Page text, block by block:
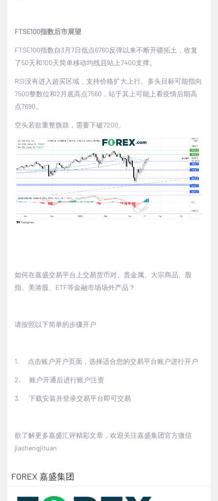
FTSE100指数后市展望
FTSE100指数自3月7日低点6760反弹以来不断开疆拓土，收复
了50天和100天简单移动均线且站上7400支撑。
RSI没有进入超买区域，支持价格扩大上行。多头目标可能指向
7500整数位和2 月底高点7560 ，站于其上可能上看疫情后期高
点7690。
空头若欲重整旗鼓，需要下破7200。
如何在嘉盛交易平台上交易货币对、贵金属、大宗商品、股
指、美港股、 ETF等金融市场场外产品？
请按照以下简单的步骤开户
1. 点击账户开户页面 ，选择适合您的交易平台账户进行开户
2. 账户开通后进行账户注资
3. 下载安装并登录交易平台即可交易
欲了解更多嘉盛汇评精彩文章，欢迎关注嘉盛集团官方微信
jiashengjituan
FOREX 嘉盛集团